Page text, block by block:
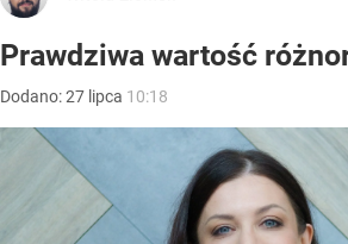
Prawdziwa wartość
Dodano:27 lipca 10:18